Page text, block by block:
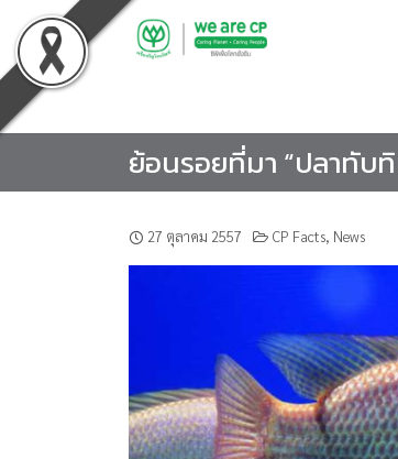
to
content
ย้อนรอยที่มา “ปลาทับ
27 ตุลาคม 2557 CP Facts, News